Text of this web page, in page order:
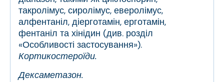
такролімус, сиролімус, еверолімус,
алфентаніл, діерготамін, ерготамін,
фентаніл та хінідин (див. розділ
«Особливості застосування»).
Кортикостероїди.
Дексаметазон.